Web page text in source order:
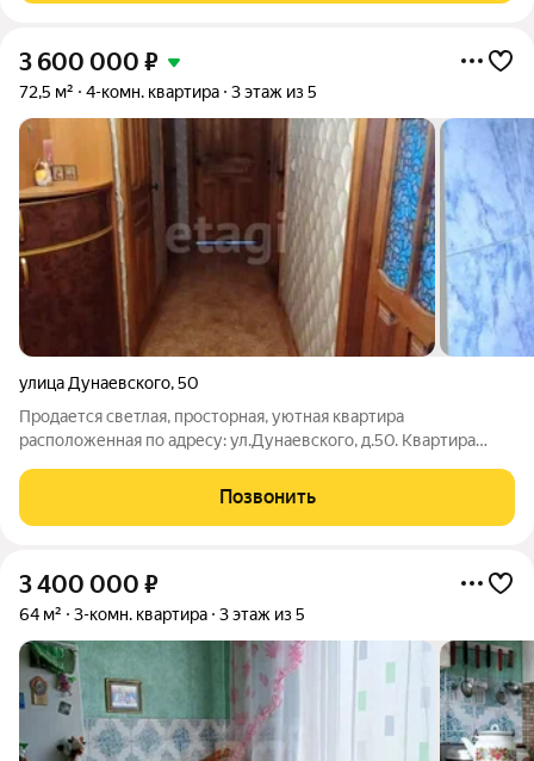
3 600 000 ₽
72,5 м² 4-комн. квартира 3 этаж из 5
улица Дунаевского,50
Продается светлая, просторная, уютная квартира
расположенная по адресу: ул.Дунаевского, д.50. Квартира
видом нa Уральские горы, в экологически чистом районе
г.Миасса. Удобная планировка, комнаты
Позвонить
3 400 000 ₽
64 м² 3-комн. квартира 3 этаж из 5